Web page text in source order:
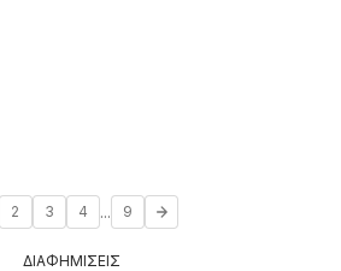
2 3 4 ... 9
ΔΙΑΦΗΜΙΣΕΙΣ